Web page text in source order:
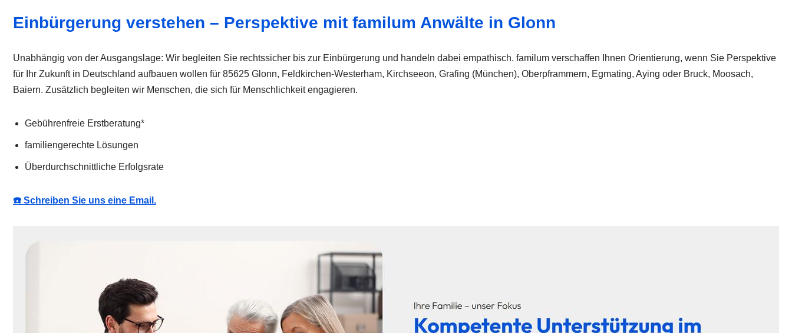
Einbürgerung verstehen – Perspektive mit familum Anwälte in Glonn
Unabhängig von der Ausgangslage: Wir begleiten Sie rechtssicher bis zur Einbürgerung und handeln dabei empathisch. familum verschaffen Ihnen Orientierung, wenn Sie Perspektive
für Ihr Zukunft in Deutschland aufbauen wollen für 85625 Glonn, Feldkirchen-Westerham, Kirchseeon, Grafing (München), Oberpframmern, Egmating, Aying oder Bruck, Moosach,
Baiern. Zusätzlich begleiten wir Menschen, die sich für Menschlichkeit engagieren.
Gebührenfreie Erstberatung*
familiengerechte Lösungen
Überdurchschnittliche Erfolgsrate
☎️ Schreiben Sie uns eine Email.